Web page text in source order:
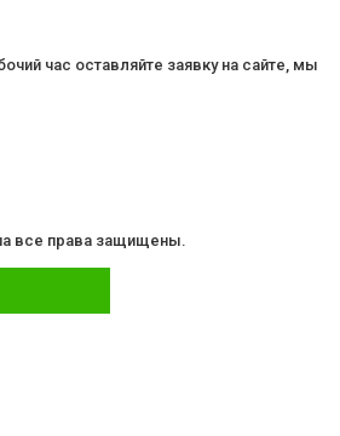
час оставляйте заявку на сайте, мы
все права защищены.